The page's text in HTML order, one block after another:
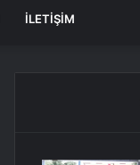
İLETIŞIM